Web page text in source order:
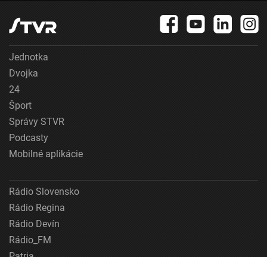
Jednotka
Dvojka
24
Šport
Správy STVR
Podcasty
Mobilné aplikácie
Rádio Slovensko
Rádio Regina
Rádio Devín
Rádio_FM